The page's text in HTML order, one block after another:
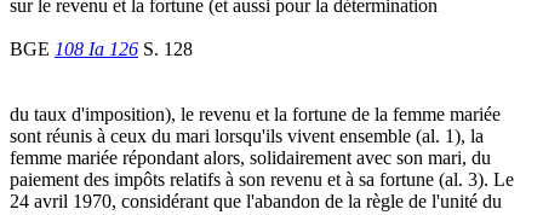
sur le revenu et la fortune (et aussi pour la détermination
BGE 108 Ia 126 S. 128
du taux d'imposition), le revenu et la fortune de la femme mariée
sont réunis à ceux du mari lorsqu'ils vivent ensemble (al. 1), la
femme mariée répondant alors, solidairement avec son mari, du
paiement des impôts relatifs à son revenu et à sa fortune (al. 3). Le
24 avril 1970, considérant que l'abandon de la règle de l'unité du